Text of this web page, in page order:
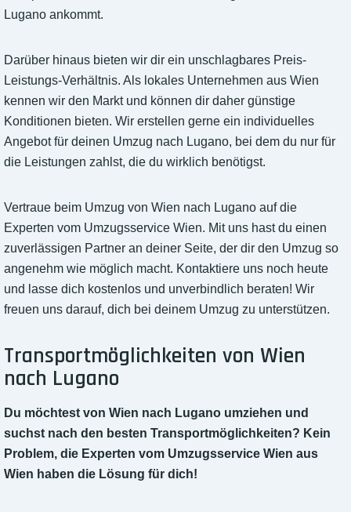
Lugano ankommt.
Darüber hinaus bieten wir dir ein unschlagbares Preis-
Leistungs-Verhältnis. Als lokales Unternehmen aus Wien
kennen wir den Markt und können dir daher günstige
Konditionen bieten. Wir erstellen gerne ein individuelles
Angebot für deinen Umzug nach Lugano, bei dem du nur für
die Leistungen zahlst, die du wirklich benötigst.
Vertraue beim Umzug von Wien nach Lugano auf die
Experten vom Umzugsservice Wien. Mit uns hast du einen
zuverlässigen Partner an deiner Seite, der dir den Umzug so
angenehm wie möglich macht. Kontaktiere uns noch heute
und lasse dich kostenlos und unverbindlich beraten! Wir
freuen uns darauf, dich bei deinem Umzug zu unterstützen.
Transportmöglichkeiten von Wien
nach Lugano
Du möchtest von Wien nach Lugano umziehen und
suchst nach den besten Transportmöglichkeiten? Kein
Problem, die Experten vom Umzugsservice Wien aus
Wien haben die Lösung für dich!